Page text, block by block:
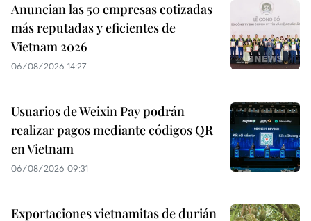
Anuncian las 50 empresas cotizadas
más reputadas y eficientes de
Vietnam 2026
06/08/2026 14:27
Usuarios de Weixin Pay podrán
realizar pagos mediante códigos QR
en Vietnam
06/08/2026 09:31
Exportaciones vietnamitas de durián